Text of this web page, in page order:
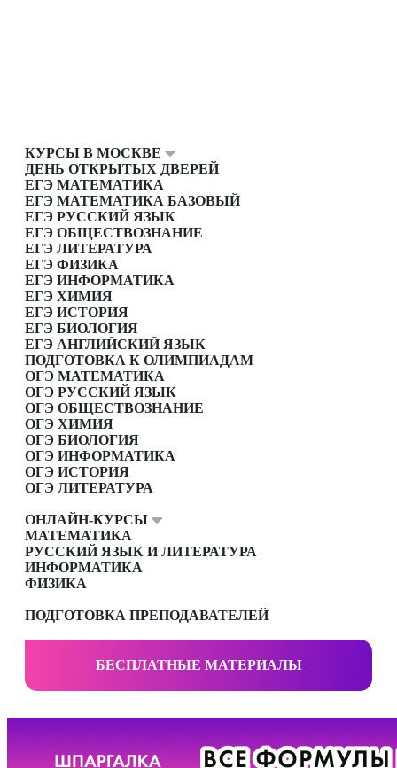
КУРСЫ В МОСКВЕ
ДЕНЬ ОТКРЫТЫХ ДВЕРЕЙ
ЕГЭ МАТЕМАТИКА
ЕГЭ МАТЕМАТИКА БАЗОВЫЙ
ЕГЭ РУССКИЙ ЯЗЫК
ЕГЭ ОБЩЕСТВОЗНАНИЕ
ЕГЭ ЛИТЕРАТУРА
ЕГЭ ФИЗИКА
ЕГЭ ИНФОРМАТИКА
ЕГЭ ХИМИЯ
ЕГЭ ИСТОРИЯ
ЕГЭ БИОЛОГИЯ
ЕГЭ АНГЛИЙСКИЙ ЯЗЫК
ПОДГОТОВКА К ОЛИМПИАДАМ
ОГЭ МАТЕМАТИКА
ОГЭ РУССКИЙ ЯЗЫК
ОГЭ ОБЩЕСТВОЗНАНИЕ
ОГЭ ХИМИЯ
ОГЭ БИОЛОГИЯ
ОГЭ ИНФОРМАТИКА
ОГЭ ИСТОРИЯ
ОГЭ ЛИТЕРАТУРА
ОНЛАЙН-КУРСЫ
МАТЕМАТИКА
РУССКИЙ ЯЗЫК И ЛИТЕРАТУРА
ИНФОРМАТИКА
ФИЗИКА
ПОДГОТОВКА ПРЕПОДАВАТЕЛЕЙ
БЕСПЛАТНЫЕ МАТЕРИАЛЫ